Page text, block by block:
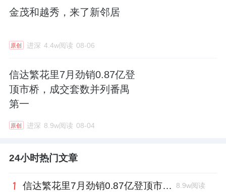
金茂和越秀，来了新邻居
原创 进深 4.4w阅读 08-06
信达繁花里7月劲销0.87亿登
顶市桥，成交套数并列番禺
第一
原创 进深 8.9w阅读 08-04
24小时热门文章
信达繁花里7月劲销0.87亿登顶市桥，成交套数并列番禺第一 8.9w阅读